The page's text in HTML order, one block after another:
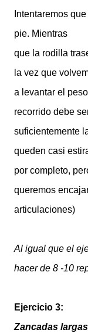
Intentaremos
pie. Mientras
que la rodilla
la vez que
a levantar el
recorrido debe
suficientemente
queden casi
por completo,
queremos
articulaciones)
Al igual que el
hacer de 8 -10
Ejercicio 3:
Zancadas